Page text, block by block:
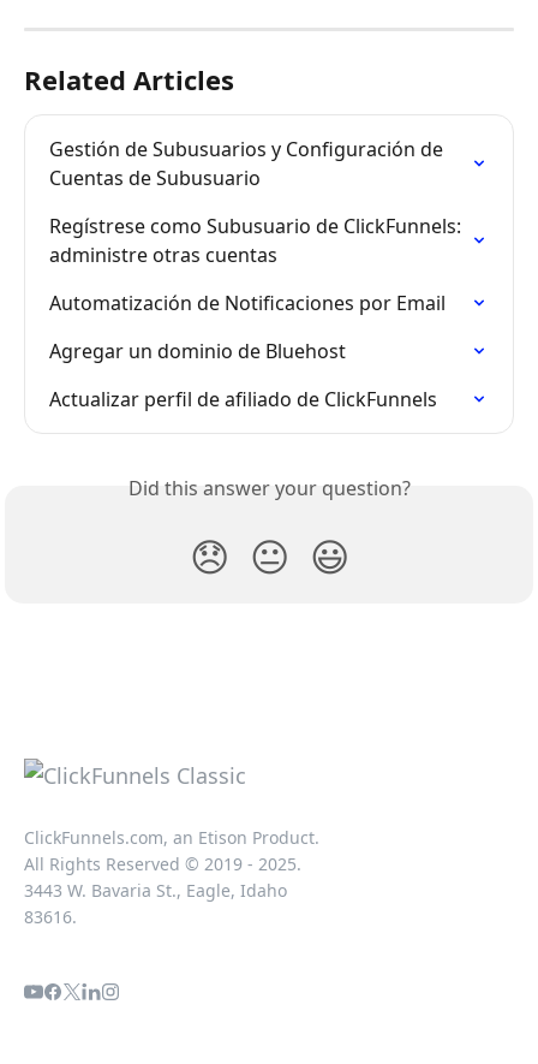
Related Articles
Gestión de Subusuarios y Configuración de
Cuentas de Subusuario
Regístrese como Subusuario de ClickFunnels:
administre otras cuentas
Automatización de Notificaciones por Email
Agregar un dominio de Bluehost
Actualizar perfil de afiliado de ClickFunnels
Did this answer your question?
😞 😐 😃
ClickFunnels.com, an Etison Product.
All Rights Reserved © 2019 - 2025.
3443 W. Bavaria St., Eagle, Idaho
83616.